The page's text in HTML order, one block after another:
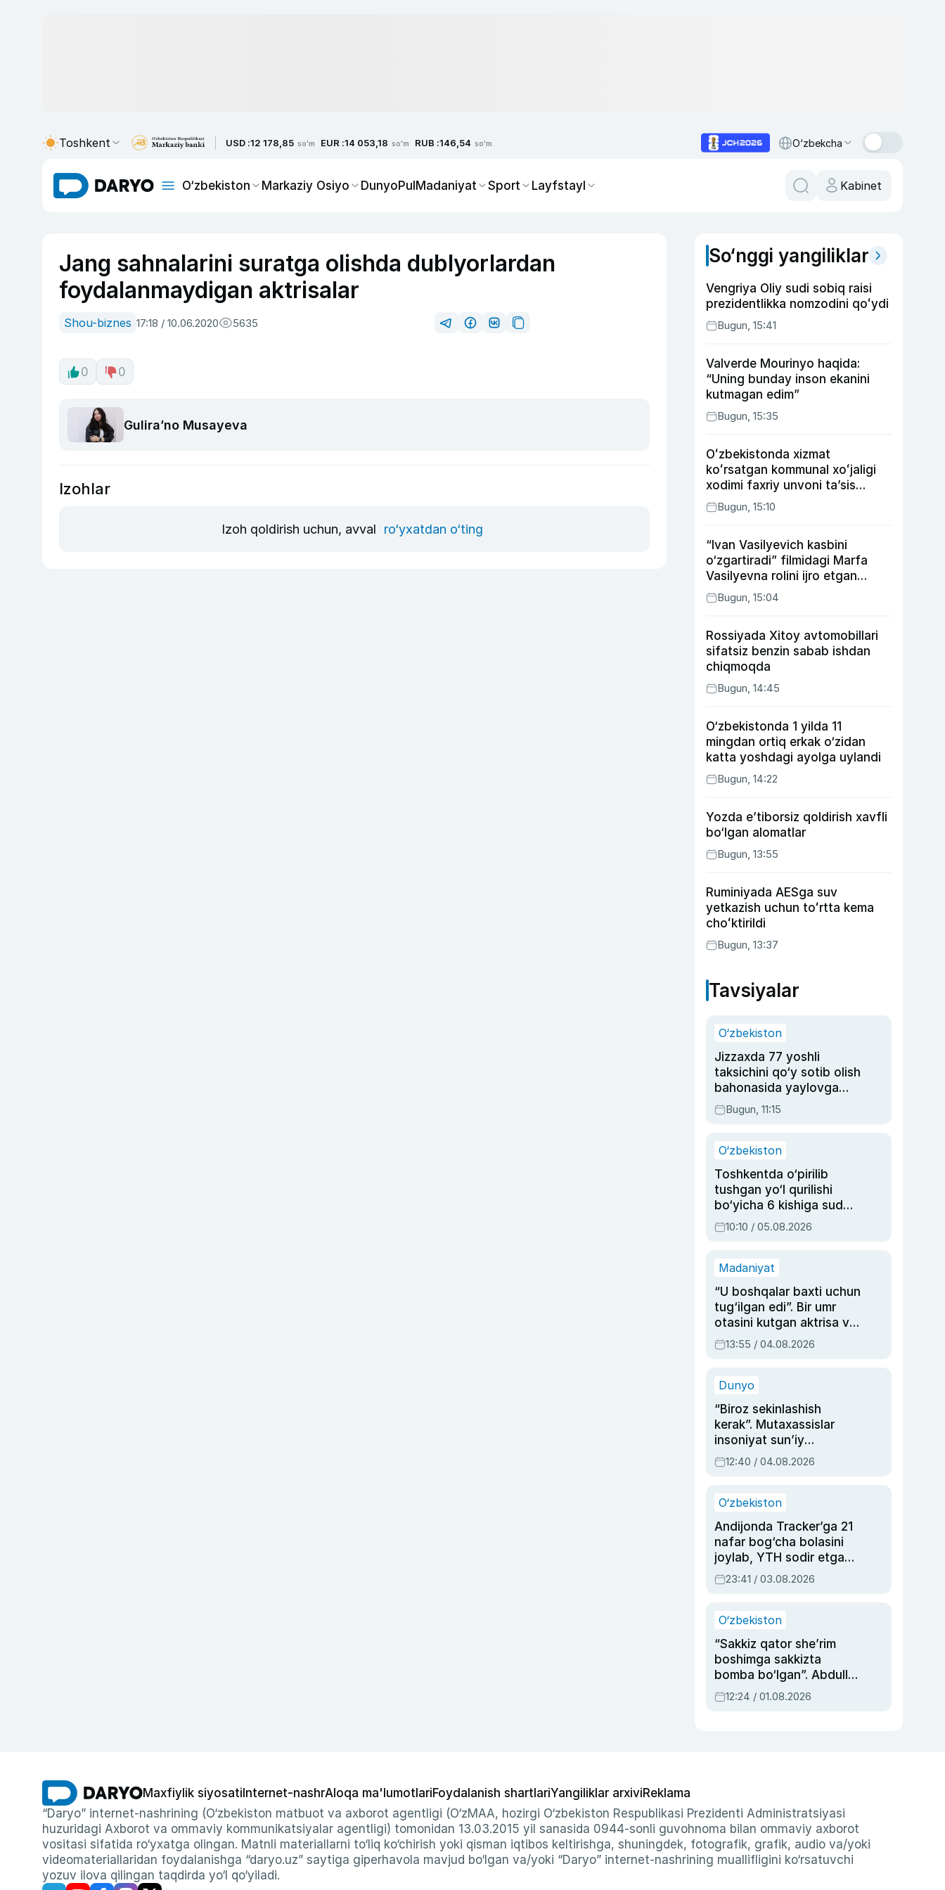
Toshkent USD :12 178,85 so'm EUR :14 053,18 so'm RUB :146,54 so'm O‘zbekcha
O‘zbekiston Markaziy Osiyo DunyoPulMadaniyat Sport Layfstayl Kabinet
Jang sahnalarini suratga olishda dublyorlardan
foydalanmaydigan aktrisalar
Shou-biznes 17:18 / 10.06.2020 5635
0 0
Guliraʼno Musayeva
Izohlar
Izoh qoldirish uchun, avval ro‘yxatdan o‘ting
So‘nggi yangiliklar
Vengriya Oliy sudi sobiq raisi
prezidentlikka nomzodini qoʻydi
Bugun, 15:41
Valverde Mourinyo haqida:
“Uning bunday inson ekanini
kutmagan edim”
Bugun, 15:35
Oʻzbekistonda xizmat
koʻrsatgan kommunal xoʻjaligi
xodimi faxriy unvoni taʼsis
etilishi mumkin
Bugun, 15:10
“Ivan Vasilyevich kasbini
o‘zgartiradi” filmidagi Marfa
Vasilyevna rolini ijro etgan
aktrisaning taqdiri qanday
kechdi?
Bugun, 15:04
Rossiyada Xitoy avtomobillari
sifatsiz benzin sabab ishdan
chiqmoqda
Bugun, 14:45
O‘zbekistonda 1 yilda 11
mingdan ortiq erkak o‘zidan
katta yoshdagi ayolga uylandi
Bugun, 14:22
Yozda e’tiborsiz qoldirish xavfli
bo‘lgan alomatlar
Bugun, 13:55
Ruminiyada AESga suv
yetkazish uchun toʻrtta kema
choʻktirildi
Bugun, 13:37
Tavsiyalar
O‘zbekiston
Jizzaxda 77 yoshli
taksichini qo‘y sotib olish
bahonasida yaylovga
olib borib o‘ldirgan yigit
20 yilga qamaldi
Bugun, 11:15
O‘zbekiston
Toshkentda o‘pirilib
tushgan yo‘l qurilishi
bo‘yicha 6 kishiga sud
hukmi o‘qildi
10:10 / 05.08.2026
Madaniyat
“U boshqalar baxti uchun
tug‘ilgan edi”. Bir umr
otasini kutgan aktrisa va
dublyaj ustasi Rimma
Ahmedovaning
13:55 / 04.08.2026
Dunyo
“Biroz sekinlashish
kerak”. Mutaxassislar
insoniyat sun’iy
intellektni boshqara
olmay qolishidan xavotir
12:40 / 04.08.2026
O‘zbekiston
Andijonda Tracker’ga 21
nafar bog‘cha bolasini
joylab, YTH sodir etgan
ayolga sud hukmi o‘qildi
23:41 / 03.08.2026
O‘zbekiston
“Sakkiz qator she’rim
boshimga sakkizta
bomba bo‘lgan”. Abdulla
Oripovni siyosiy
ayblovlardan asrab
12:24 / 01.08.2026
Maxfiylik siyosati Internet-nashrAloqa ma'lumotlariFoydalanish shartlariYangiliklar arxiviReklama
“Daryo” internet-nashrining (O‘zbekiston matbuot va axborot agentligi (O‘zMAA, hozirgi O‘zbekiston Respublikasi Prezidenti Administratsiyasi
huzuridagi Axborot va ommaviy kommunikatsiyalar agentligi) tomonidan 13.03.2015 yil sanasida 0944-sonli guvohnoma bilan ommaviy axborot
vositasi sifatida ro‘yxatga olingan. Matnli materiallarni to‘liq ko‘chirish yoki qisman iqtibos keltirishga, shuningdek, fotografik, grafik, audio va/yoki
videomateriallaridan foydalanishga “daryo.uz” saytiga giperhavola mavjud bo‘lgan va/yoki “Daryo” internet-nashrining muallifligini ko‘rsatuvchi
yozuv ilova qilingan taqdirda yo‘l qo‘yiladi.